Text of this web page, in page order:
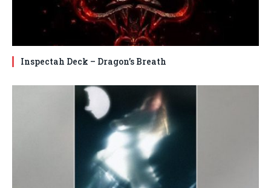
Inspectah Deck – Dragon’s Breath